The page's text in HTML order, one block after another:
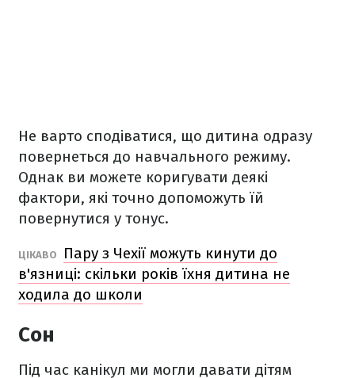
Не варто сподіватися, що дитина одразу
повернеться до навчального режиму.
Однак ви можете коригувати деякі
фактори, які точно допоможуть їй
повернутися у тонус.
ЦІКАВО
Пару з Чехії можуть кинути до
в'язниці: скільки років їхня дитина не
ходила до школи
Сон
Під час канікул ми могли давати дітям